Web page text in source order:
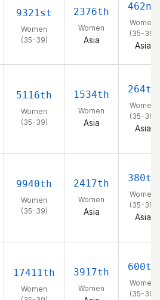
9321st
Women
(35-39)
2376th
Women
Asia
462nd
Women
(35-39)
Asia
5116th
Women
(35-39)
1534th
Women
Asia
264th
Women
(35-39)
Asia
9940th
Women
(35-39)
2417th
Women
Asia
380th
Women
(35-39)
Asia
17411th
Women
3917th
Women
600th
Women
(35-39)